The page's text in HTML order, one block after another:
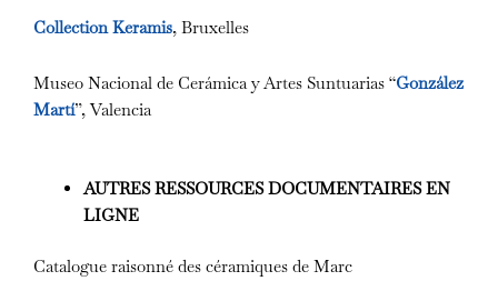
Collection Keramis, Bruxelles
Museo Nacional de Cerámica y Artes Suntuarias “González
Martí”, Valencia
AUTRES RESSOURCES DOCUMENTAIRES EN
LIGNE
Catalogue raisonné des céramiques de Marc